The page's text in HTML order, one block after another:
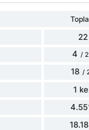
22
4 /
18 /
1